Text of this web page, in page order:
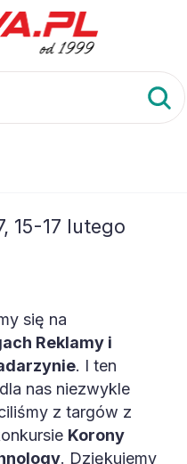
15-17 lutego
się na
Reklamy i
. I ten
nas niezwykle
z targów z
Korony
. Dziękujemy